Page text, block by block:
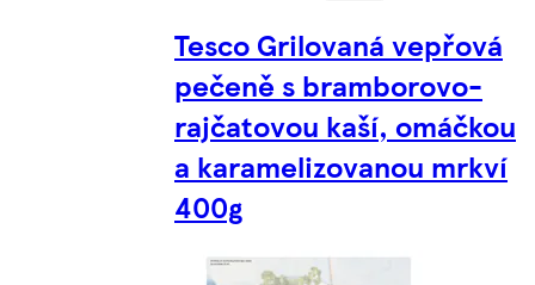
Tesco Grilovaná vepřová
pečeně s bramborovo-
rajčatovou kaší, omáčkou
a karamelizovanou mrkví
400g